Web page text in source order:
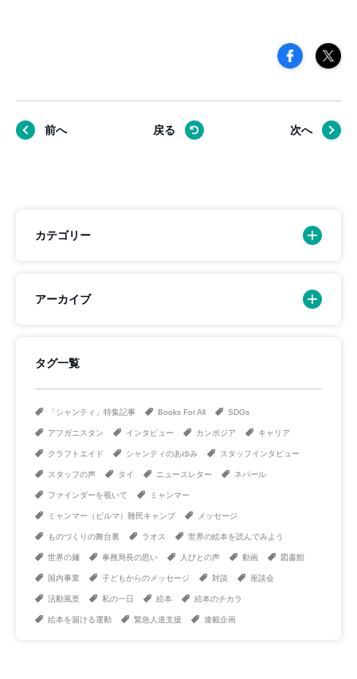
前へ 戻る 次へ
カテゴリー
アーカイブ
タグ一覧
「シャンティ」特集記事 Books For All SDGs
アフガニスタン インタビュー カンボジア キャリア
クラフトエイド シャンティのあゆみ スタッフインタビュー
スタッフの声 タイ ニュースレター ネパール
ファインダーを覗いて ミャンマー
ミャンマー（ビルマ）難民キャンプ メッセージ
ものづくりの舞台裏 ラオス 世界の絵本を読んでみよう
世界の麺 事務局長の思い 人びとの声 動画 図書館
国内事業 子どもからのメッセージ 対談 座談会
活動風景 私の一日 絵本 絵本のチカラ
絵本を届ける運動 緊急人道支援 連載企画